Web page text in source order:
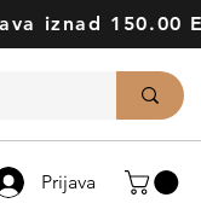
iznad 150.00
Prijava